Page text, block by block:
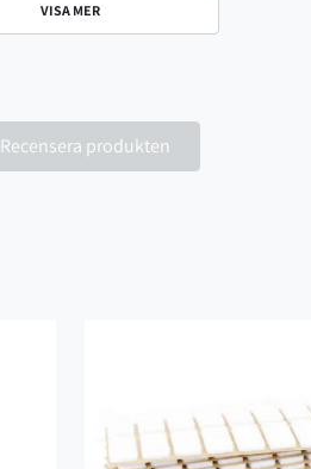
VISA MER
Recensera produkten